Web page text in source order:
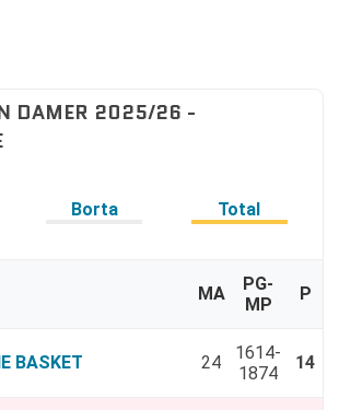
DAMER 2025/26 -
Borta Total
MA
PG-
MP
P
BASKET 24
1614-
1874
14